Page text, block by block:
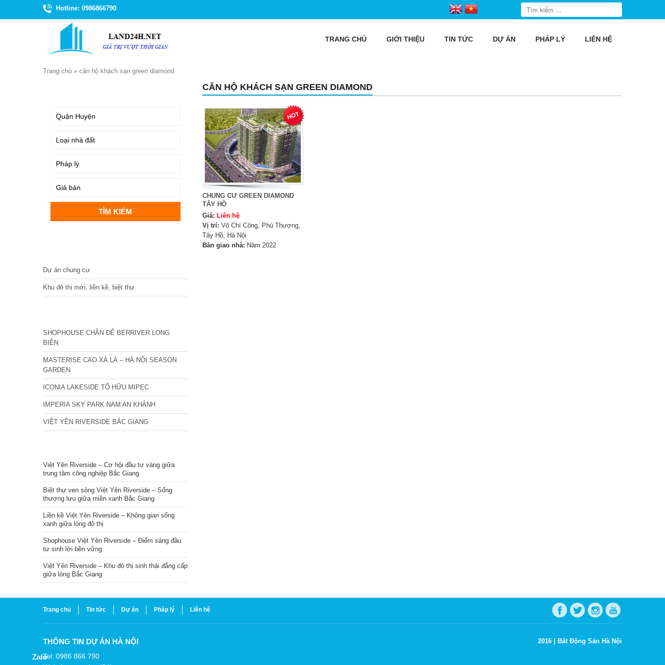
Hotline: 0986866790
TRANG CHỦ GIỚI THIỆU TIN TỨC DỰ ÁN PHÁP LÝ LIÊN HỆ
Trang chủ » căn hộ khách sạn green diamond
CĂN HỘ KHÁCH SẠN GREEN DIAMOND
CHUNG CƯ GREEN DIAMOND
TÂY HỒ
Giá: Liên hệ
Vị trí: Võ Chí Công, Phú Thượng,
Tây Hồ, Hà Nội
Bàn giao nhà: Năm 2022
Dự án chung cư
Khu đô thị mới, liền kề, biệt thự
SHOPHOUSE CHÂN ĐẾ BERRIVER LONG
BIÊN
MASTERISE CAO XÀ LÁ – HÀ NỘI SEASON
GARDEN
ICONIA LAKESIDE TỐ HỮU MIPEC
IMPERIA SKY PARK NAM AN KHÁNH
VIỆT YÊN RIVERSIDE BẮC GIANG
Việt Yên Riverside – Cơ hội đầu tư vàng giữa
trung tâm công nghiệp Bắc Giang
Biệt thự ven sông Việt Yên Riverside – Sống
thượng lưu giữa miền xanh Bắc Giang
Liền kề Việt Yên Riverside – Không gian sống
xanh giữa lòng đô thị
Shophouse Việt Yên Riverside – Điểm sáng đầu
tư sinh lời bền vững
Việt Yên Riverside – Khu đô thị sinh thái đẳng cấp
giữa lòng Bắc Giang
Trang chủ Tin tức Dự án Pháp lý Liên hệ
THÔNG TIN DỰ ÁN HÀ NỘI
Tel: 0986 866 790
2016 | Bất Động Sản Hà Nội
Zalo